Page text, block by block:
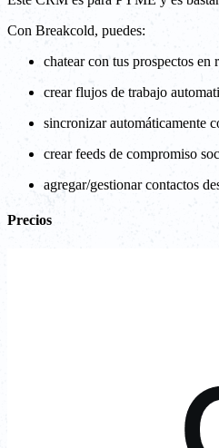
Con Breakcold, puedes:
chatear con tus prospectos
crear flujos de trabajo
sincronizar automáticamente
crear feeds de compromiso
agregar/gestionar contactos
Precios